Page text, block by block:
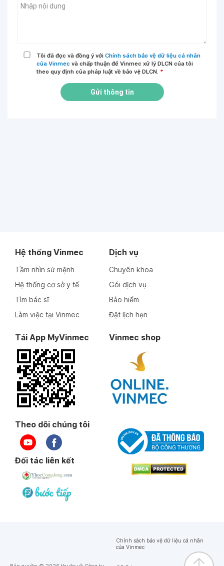
Tôi đã đọc và đồng ý với Chính sách bảo vệ dữ liệu cá nhân
của Vinmec và chấp thuận để Vinmec xử lý DLCN của tôi
theo quy định của pháp luật về bảo vệ DLCN. *
Gửi thông tin
Hệ thống Vinmec
Tầm nhìn sứ mệnh
Hệ thống cơ sở y tế
Tìm bác sĩ
Làm việc tại Vinmec
Dịch vụ
Chuyên khoa
Gói dịch vụ
Bảo hiểm
Đặt lịch hẹn
Tải App MyVinmec Vinmec shop
Theo dõi chúng tôi
Đối tác liên kết
Chính sách bảo vệ dữ liệu cá nhân
của Vinmec